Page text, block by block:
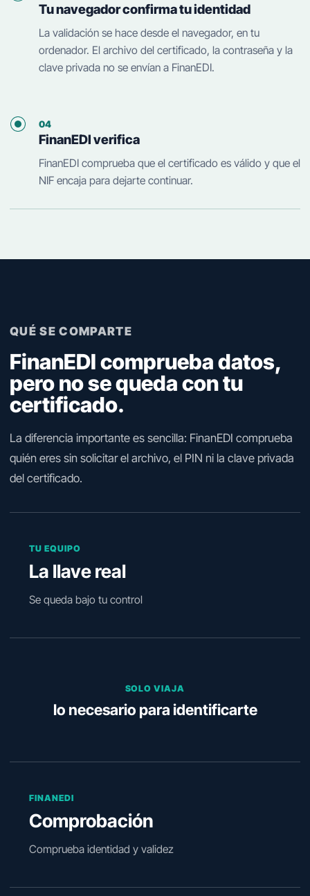
Tu navegador confirma tu identidad
La validación se hace desde el navegador, en tu
ordenador. El archivo del certificado, la contraseña y la
clave privada no se envían a FinanEDI.
04
FinanEDI verifica
FinanEDI comprueba que el certificado es válido y que el
NIF encaja para dejarte continuar.
QUÉ SE COMPARTE
FinanEDI comprueba datos,
pero no se queda con tu
certificado.
La diferencia importante es sencilla: FinanEDI comprueba
quién eres sin solicitar el archivo, el PIN ni la clave privada
del certificado.
TU EQUIPO
La llave real
Se queda bajo tu control
SOLO VIAJA
lo necesario para identificarte
FINANEDI
Comprobación
Comprueba identidad y validez